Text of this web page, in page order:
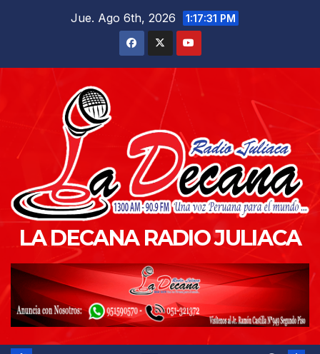
Jue. Ago 6th, 2026 1:17:32 PM
LA DECANA RADIO JULIACA